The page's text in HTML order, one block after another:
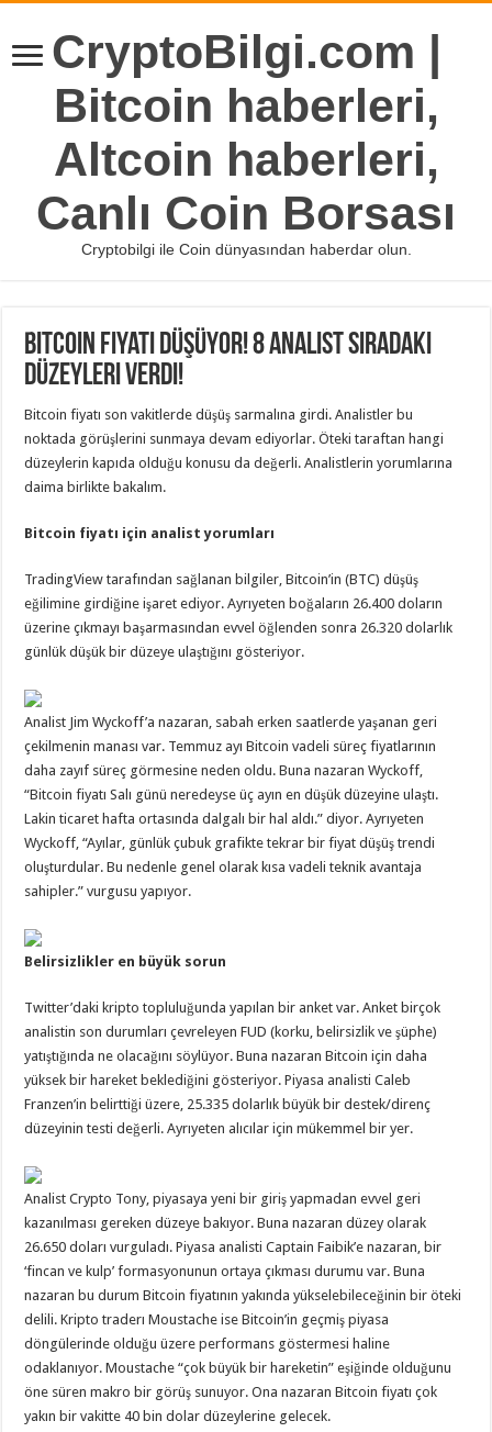
CryptoBilgi.com |
Bitcoin haberleri,
Altcoin haberleri,
Canlı Coin Borsası
Cryptobilgi ile Coin dünyasından haberdar olun.
Bitcoin Fiyatı Düşüyor! 8 Analist Sıradaki
Düzeyleri Verdi!
Bitcoin fiyatı son vakitlerde düşüş sarmalına girdi. Analistler bu
noktada görüşlerini sunmaya devam ediyorlar. Öteki taraftan hangi
düzeylerin kapıda olduğu konusu da değerli. Analistlerin yorumlarına
daima birlikte bakalım.
Bitcoin fiyatı için analist yorumları
TradingView tarafından sağlanan bilgiler, Bitcoin’in (BTC) düşüş
eğilimine girdiğine işaret ediyor. Ayrıyeten boğaların 26.400 doların
üzerine çıkmayı başarmasından evvel öğlenden sonra 26.320 dolarlık
günlük düşük bir düzeye ulaştığını gösteriyor.
Analist Jim Wyckoff’a nazaran, sabah erken saatlerde yaşanan geri
çekilmenin manası var. Temmuz ayı Bitcoin vadeli süreç fiyatlarının
daha zayıf süreç görmesine neden oldu. Buna nazaran Wyckoff,
“Bitcoin fiyatı Salı günü neredeyse üç ayın en düşük düzeyine ulaştı.
Lakin ticaret hafta ortasında dalgalı bir hal aldı.” diyor. Ayrıyeten
Wyckoff, “Ayılar, günlük çubuk grafikte tekrar bir fiyat düşüş trendi
oluşturdular. Bu nedenle genel olarak kısa vadeli teknik avantaja
sahipler.” vurgusu yapıyor.
Belirsizlikler en büyük sorun
Twitter’daki kripto topluluğunda yapılan bir anket var. Anket birçok
analistin son durumları çevreleyen FUD (korku, belirsizlik ve şüphe)
yatıştığında ne olacağını söylüyor. Buna nazaran Bitcoin için daha
yüksek bir hareket beklediğini gösteriyor. Piyasa analisti Caleb
Franzen’in belirttiği üzere, 25.335 dolarlık büyük bir destek/direnç
düzeyinin testi değerli. Ayrıyeten alıcılar için mükemmel bir yer.
Analist Crypto Tony, piyasaya yeni bir giriş yapmadan evvel geri
kazanılması gereken düzeye bakıyor. Buna nazaran düzey olarak
26.650 doları vurguladı. Piyasa analisti Captain Faibik’e nazaran, bir
‘fincan ve kulp’ formasyonunun ortaya çıkması durumu var. Buna
nazaran bu durum Bitcoin fiyatının yakında yükselebileceğinin bir öteki
delili. Kripto traderı Moustache ise Bitcoin’in geçmiş piyasa
döngülerinde olduğu üzere performans göstermesi haline
odaklanıyor. Moustache “çok büyük bir hareketin” eşiğinde olduğunu
öne süren makro bir görüş sunuyor. Ona nazaran Bitcoin fiyatı çok
yakın bir vakitte 40 bin dolar düzeylerine gelecek.